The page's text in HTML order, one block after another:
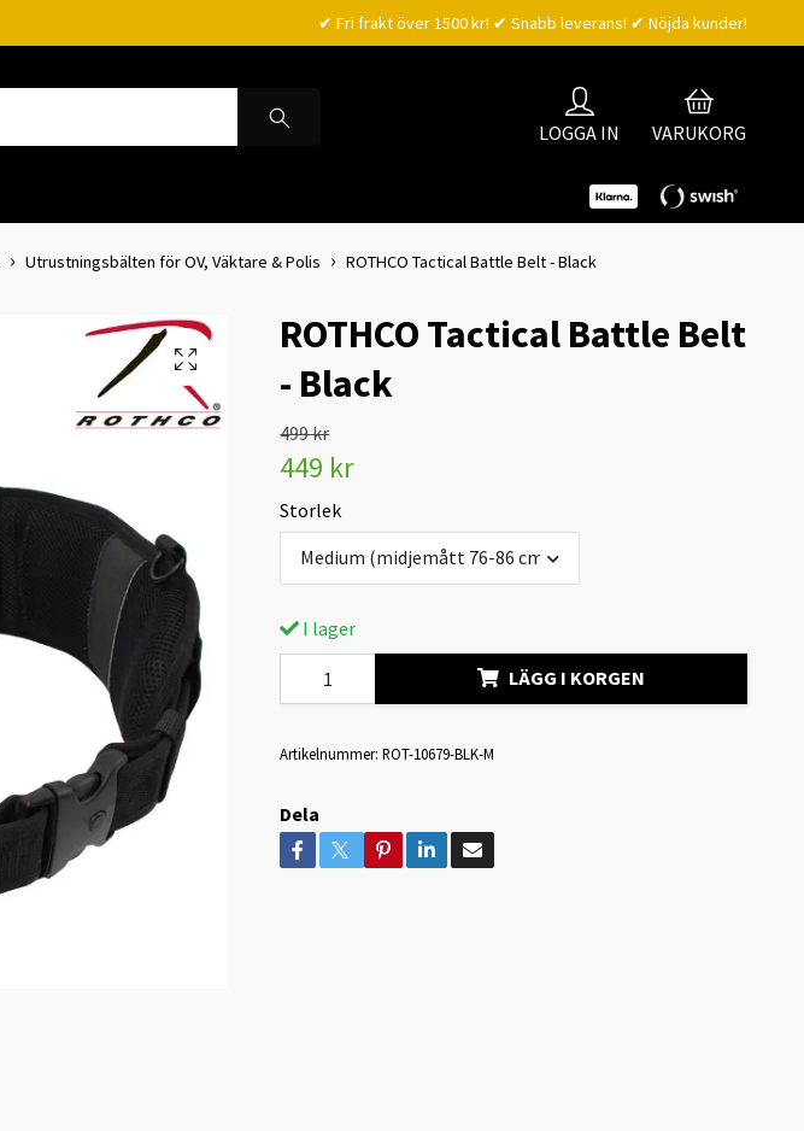
✔ Fri frakt över 1500 kr! ✔ Snabb leverans! ✔ Nöjda kunder!
LOGGA IN VARUKORG
Utrustningsbälten för OV, Väktare & Polis ROTHCO Tactical Battle Belt - Black
ROTHCO Tactical Battle Belt
- Black
499 kr
449 kr
Storlek
Medium (midjemått 76-86 cm)
I lager
LÄGG I KORGEN
Artikelnummer: ROT-10679-BLK-M
Dela